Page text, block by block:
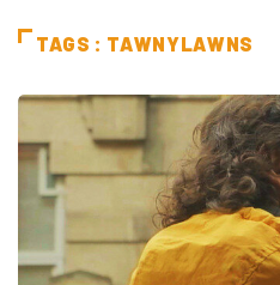
TAGS : TAWNYLAWNS